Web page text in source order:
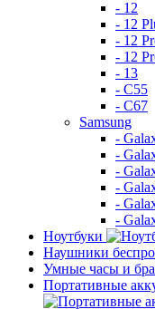
- 12
- 12
- 12
- 12
- 13
- C55
- C67
Samsung
-
-
-
-
-
-
Ноутбуки
Наушники
Умные часы и
Портативные